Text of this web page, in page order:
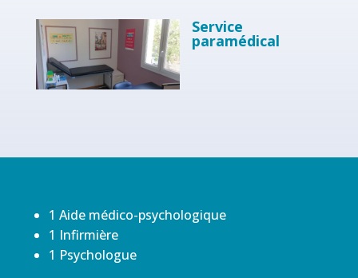
Service
paramédical
1 Aide médico-psychologique
1 Infirmière
1 Psychologue